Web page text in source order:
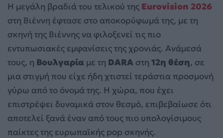
Η μεγάλη βραδιά του τελικού της Eurovision 2026
στη Βιέννη έφτασε στο αποκορύφωμά της, με τη
σκηνή της Βιέννης να φιλοξενεί τις πιο
εντυπωσιακές εμφανίσεις της χρονιάς. Ανάμεσά
τους, η Βουλγαρία με τη DARA στη 12η θέση, σε
μια στιγμή που είχε ήδη χτιστεί τεράστια προσμονή
γύρω από το όνομά της. Η χώρα, που έχει
επιστρέψει δυναμικά στον θεσμό, επιβεβαίωσε ότι
αποτελεί ξανά έναν από τους πιο υπολογίσιμους
παίκτες της ευρωπαϊκής pop σκηνής.